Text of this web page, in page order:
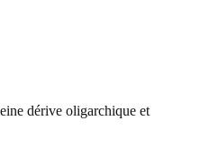
dérive oligarchique et